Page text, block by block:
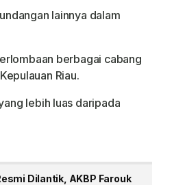
lainnya dalam
berbagai cabang
Riau.
lebih luas daripada
Dilantik, AKBP Farouk